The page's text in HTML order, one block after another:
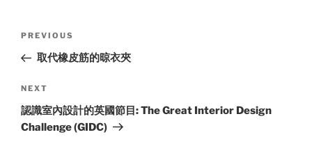
Previous
Post
PREVIOUS
取代橡皮筋的晾衣夾
Next
Post
NEXT
認識室內設計的英國節目: The Great Interior Design
Challenge (GIDC)